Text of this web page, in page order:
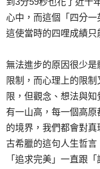
心中，而這個「四分一
這使當時的四哩成績只
無法進步的原因很少
限制，而心理上的限
限，但觀念、想法與
有一山高，每一個高
的境界，我們都會對
古希臘的這句人生哲言
「追求完美」一直跟